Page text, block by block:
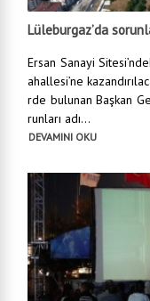
Lüleburgaz’da
Ersan Sanayi
ahallesi’ne
rde bulunan Başkan
runları adı...
DEVAMINI OKU